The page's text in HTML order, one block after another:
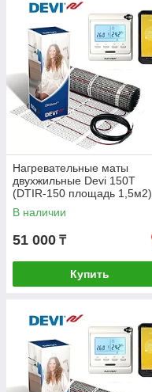
Нагревательные маты
двухжильные Devi 150Т
(DTIR-150 площадь 1,5м2).
Дания.
В наличии
51 000 ₸
Купить